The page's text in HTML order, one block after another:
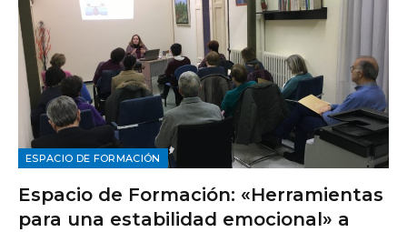
ESPACIO DE FORMACIÓN
Espacio de Formación: «Herramientas
para una estabilidad emocional» a